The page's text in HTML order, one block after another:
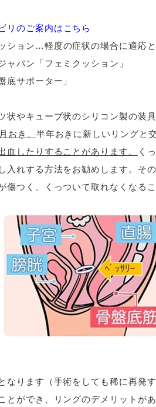
リのご案内はこちら
ション…軽度の症状の場合に適応
ャパン「フェミクッション」
底サポーター」
やキューブ状のシリコン製の装具
おき、 半年おきに新しいリングと
血したりすることがあります。
く
入れする方法をお勧めします。そ
傷つく、くっついて取れなくなるこ
なります（手術をしても稀に再発
とができ、リングのデメリットがあ